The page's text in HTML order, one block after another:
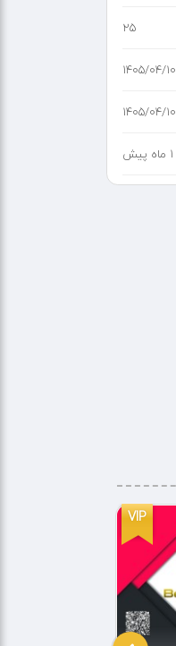
25
۱۴۰۵/۰۴/۱۰
۱۴۰۵/۰۴/۱۰
1 ماه پیش
VIP